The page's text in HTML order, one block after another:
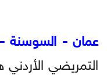
عمان - السوسنة -
التمريضي الأردني